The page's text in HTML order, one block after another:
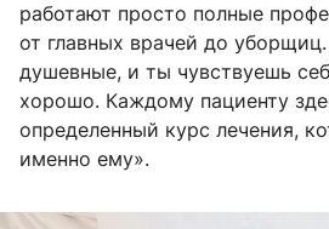
работают просто полные
от главных врачей до
душевные, и ты чувствуешь
хорошо. Каждому пациенту
определенный курс лечения,
именно ему».